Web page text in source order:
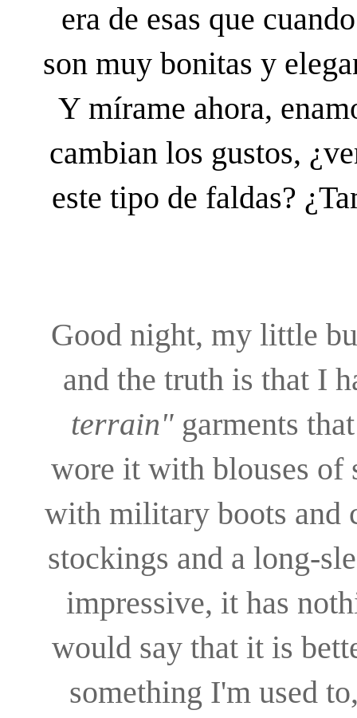
era de esas que
son muy bonitas y
Y mírame ahora,
cambian los gustos,
este tipo de faldas?
Good night, my little
and the truth is that I
terrain" garments
wore it with blouses of
with military boots and
stockings and a long-
impressive, it has
would say that it is
something I'm used